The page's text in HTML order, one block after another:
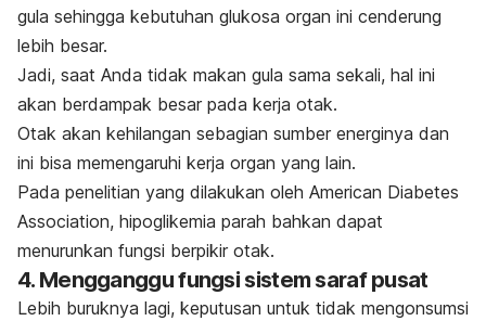
gula sehingga kebutuhan glukosa organ ini cenderung
lebih besar.
Jadi, saat Anda tidak makan gula sama sekali, hal ini
akan berdampak besar pada kerja otak.
Otak akan kehilangan sebagian sumber energinya dan
ini bisa memengaruhi kerja organ yang lain.
Pada penelitian yang dilakukan oleh American Diabetes
Association, hipoglikemia parah bahkan dapat
menurunkan fungsi berpikir otak.
4. Mengganggu fungsi sistem saraf pusat
Lebih buruknya lagi, keputusan untuk tidak mengonsumsi